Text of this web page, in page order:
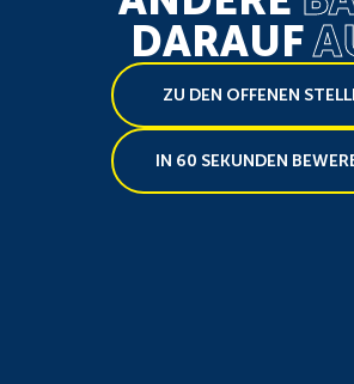
DARAUF
ZU DEN OFFENEN
IN 60 SEKUNDEN